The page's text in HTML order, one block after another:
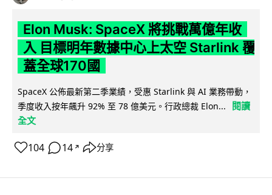
Elon Musk: SpaceX 將挑戰萬億年收
入 目標明年數據中心上太空 Starlink 覆
蓋全球170國
SpaceX 公佈最新第二季業績，受惠 Starlink 與 AI 業務帶動，
季度收入按年飆升 92% 至 78 億美元。行政總裁 Elon...
閱讀
全文
104 14 ↗ 分享